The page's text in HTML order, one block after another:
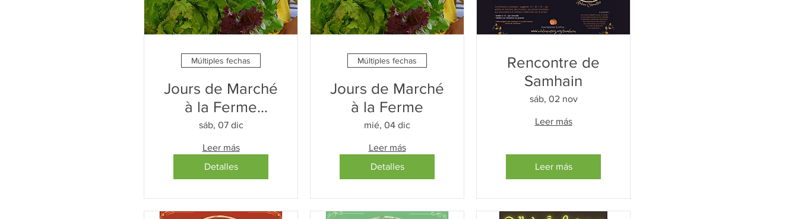
Múltiples fechas
Jours de Marché
à la Ferme
(Samedi)
sáb, 07 dic
Leer más
Detalles
Múltiples fechas
Jours de Marché
à la Ferme
mié, 04 dic
Leer más
Detalles
Rencontre de
Samhain
sáb, 02 nov
Leer más
Leer más